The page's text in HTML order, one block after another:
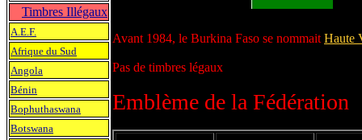
Avant 1984, le Burkina Faso se nommait Haute
Pas de timbres légaux
Emblème de la Fédération
Timbres Illégaux
A.E.F.
Afrique du Sud
Angola
Bénin
Bophuthaswana
Botswana